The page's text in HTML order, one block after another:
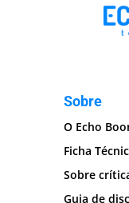
Sobre
O Echo
Ficha
Sobre
Guia de